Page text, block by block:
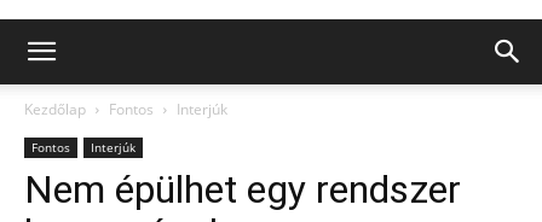
Kezdőlap Fontos Interjúk
Fontos Interjúk
Nem épülhet egy rendszer